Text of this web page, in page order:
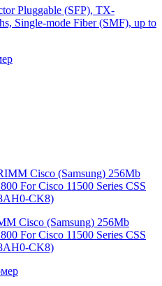
Pluggable (SFP), TX-
Single-mode Fiber (SMF), up to
Cisco (Samsung) 256Mb
For Cisco 11500 Series CSS
CK8)